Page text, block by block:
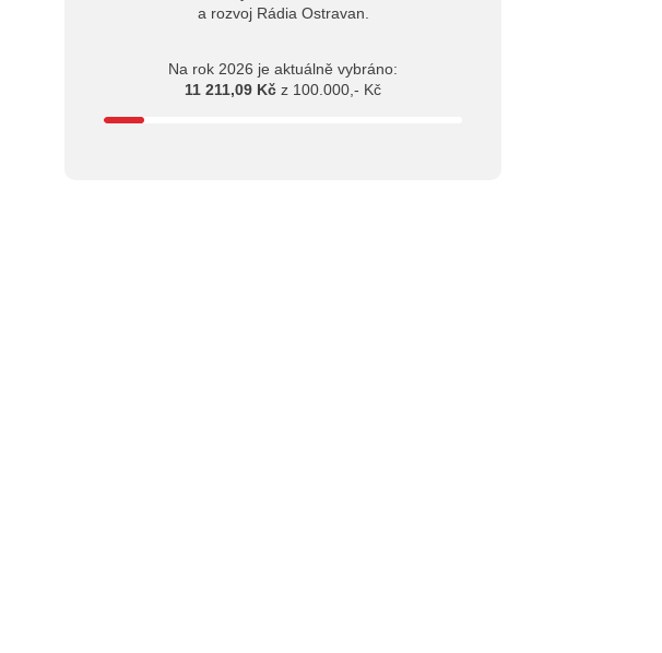
a rozvoj Rádia Ostravan.
Na rok 2026 je aktuálně vybráno:
11 211,09 Kč z 100.000,- Kč